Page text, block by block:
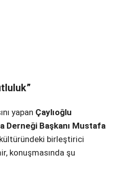
yapan Çaylıoğlu
Derneği Başkanı Mustafa
kültüründeki birleştirici
konuşmasında şu